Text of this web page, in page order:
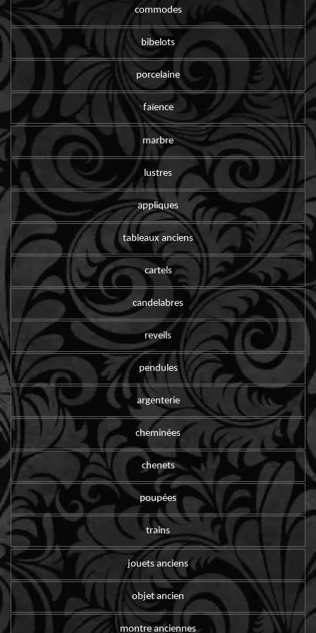
commodes
bibelots
porcelaine
faïence
marbre
lustres
appliques
tableaux anciens
cartels
candelabres
reveils
pendules
argenterie
cheminées
chenets
poupées
trains
jouets anciens
objet ancien
montre anciennes